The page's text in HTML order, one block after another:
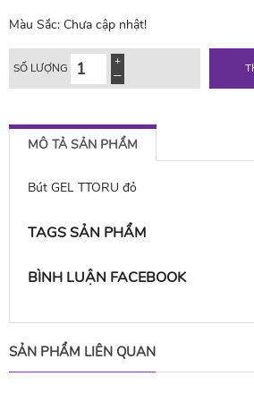
Màu Sắc: Chưa cập nhật!
SỐ LƯỢNG
MÔ TẢ SẢN PHẨM
Bút GEL TTORU đỏ
TAGS SẢN PHẨM
BÌNH LUẬN FACEBOOK
SẢN PHẨM LIÊN QUAN